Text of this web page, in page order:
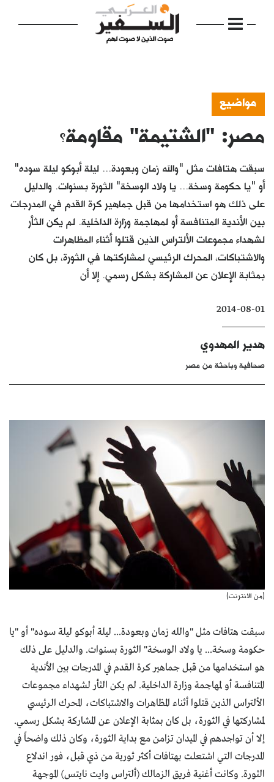
الرئيسية
إفتتاحية
فكرة
دفاتر
بالصورة
الأرشيف
مواضيع
مصر: "الشتيمة" مقاومة؟
سبقت هتافات مثل "والله زمان وبعودة... ليلة أبوكو ليلة سوده"
أو "يا حكومة وسخة... يا ولاد الوسخة" الثورة بسنوات. والدليل
على ذلك هو استخدامها من قبل جماهير كرة القدم في المدرجات
بين الأندية المتنافسة أو لمهاجمة وزارة الداخلية. لم يكن الثأر
لشهداء مجموعات الألتراس الذين قتلوا أثناء المظاهرات
والاشتباكات، المحرك الرئيسي لمشاركتها في الثورة، بل كان
بمثابة الإعلان عن المشاركة بشكل رسمي. إلا أن
2014-08-01
هدير المهدوي
صحافية وباحثة من مصر
(من الانترنت)
سبقت هتافات مثل "والله زمان وبعودة... ليلة أبوكو ليلة سوده" أو "يا
حكومة وسخة... يا ولاد الوسخة" الثورة بسنوات. والدليل على ذلك
هو استخدامها من قبل جماهير كرة القدم في المدرجات بين الأندية
المتنافسة أو لمهاجمة وزارة الداخلية. لم يكن الثأر لشهداء مجموعات
الألتراس الذين قتلوا أثناء المظاهرات والاشتباكات، المحرك الرئيسي
لمشاركتها في الثورة، بل كان بمثابة الإعلان عن المشاركة بشكل رسمي.
إلا أن تواجدهم في الميدان تزامن مع بداية الثورة، وكان ذلك واضحاً في
المدرجات التي اشتعلت بهتافات أكثر ثورية من ذي قبل، فور اندلاع
الثورة. وكانت أغنية فريق الزمالك (ألتراس وايت نايتس) الموجهة